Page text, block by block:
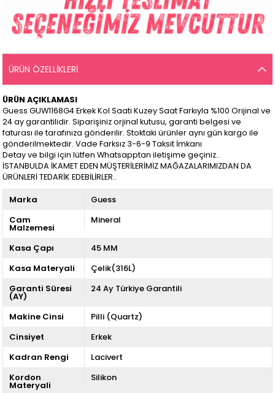
ÜRÜN ÖZELLIKLERI
ÜRÜN AÇIKLAMASI
Guess GUW1168G4 Erkek Kol Saati Kuzey Saat Farkıyla %100 Orijinal ve
24 ay garantilidir. Siparişiniz orjinal kutusu, garanti belgesi ve
faturası ile tarafınıza gönderilir. Stoktaki ürünler aynı gün kargo ile
gönderilmektedir. Vade Farksız 3-6-9 Taksit İmkanı
Detay ve bilgi için lütfen Whatsapptan iletişime geçiniz..
İSTANBULDA İKAMET EDEN MÜŞTERİLERİMİZ MAĞAZALARIMIZDAN DA
ÜRÜNLERİ TEDARİK EDEBİLİRLER..
Marka
Guess
Cam
Malzemesi
Mineral
Kasa Çapı
45 MM
Kasa Materyali
Çelik(316L)
Garanti Süresi
(AY)
24 Ay Türkiye Garantili
Makine Cinsi
Pilli (Quartz)
Cinsiyet
Erkek
Kadran Rengi
Lacivert
Kordon
Materyali
Silikon